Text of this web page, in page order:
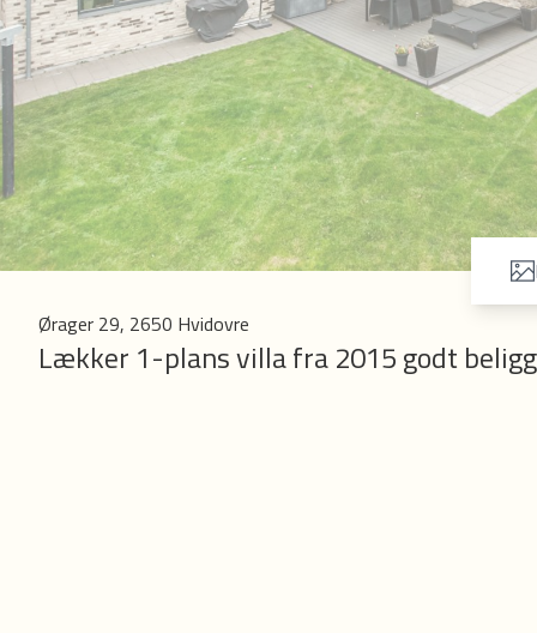
Ørager 29, 2650 Hvidovre
Lækker 1-plans villa fra 2015 godt